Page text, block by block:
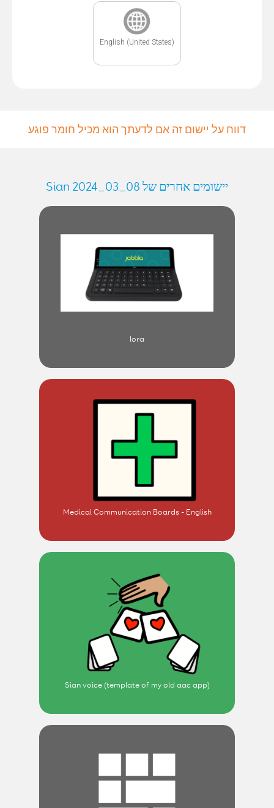
English (United States)
דווח על יישום זה אם לדעתך הוא מכיל חומר פוגע
יישומים אחרים של Sian 2024_03_08
lora
Medical Communication Boards - English
Sian voice (template of my old aac app)